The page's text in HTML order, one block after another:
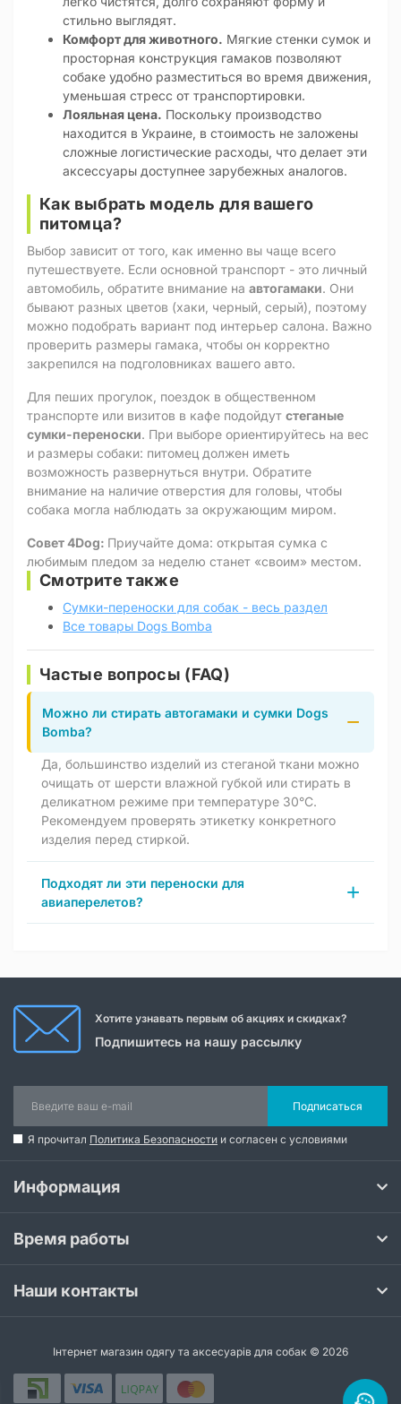
стильно выглядят.
Комфорт для животного. Мягкие стенки сумок и
просторная конструкция гамаков позволяют
собаке удобно разместиться во время движения,
уменьшая стресс от транспортировки.
Лояльная цена. Поскольку производство
находится в Украине, в стоимость не заложены
сложные логистические расходы, что делает эти
аксессуары доступнее зарубежных аналогов.
Как выбрать модель для вашего
питомца?
Выбор зависит от того, как именно вы чаще всего
путешествуете. Если основной транспорт - это личный
автомобиль, обратите внимание на автогамаки. Они
бывают разных цветов (хаки, черный, серый), поэтому
можно подобрать вариант под интерьер салона. Важно
проверить размеры гамака, чтобы он корректно
закрепился на подголовниках вашего авто.
Для пеших прогулок, поездок в общественном
транспорте или визитов в кафе подойдут стеганые
сумки-переноски. При выборе ориентируйтесь на вес
и размеры собаки: питомец должен иметь
возможность развернуться внутри. Обратите
внимание на наличие отверстия для головы, чтобы
собака могла наблюдать за окружающим миром.
Совет 4Dog: Приучайте дома: открытая сумка с
любимым пледом за неделю станет «своим» местом.
Смотрите также
Сумки-переноски для собак - весь раздел
Все товары Dogs Bomba
Частые вопросы (FAQ)
Можно ли стирать автогамаки и сумки Dogs
Bomba?
Да, большинство изделий из стеганой ткани можно
очищать от шерсти влажной губкой или стирать в
деликатном режиме при температуре 30°C.
Рекомендуем проверять этикетку конкретного
изделия перед стиркой.
Подходят ли эти переноски для
авиаперелетов?
Хотите узнавать первым об акциях и скидках?
Подпишитесь на нашу рассылку
Подписаться
Я прочитал Политика Безопасности и согласен с условиями
Информация
Время работы
Наши контакты
Інтернет магазин одягу та аксесуарів для собак © 2026